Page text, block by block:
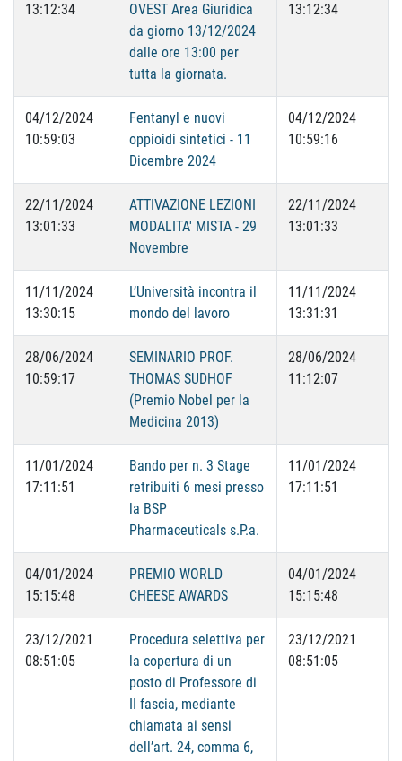
13:12:34
OVEST Area Giuridica
da giorno 13/12/2024
dalle ore 13:00 per
tutta la giornata.
13:12:34
04/12/2024
10:59:03
Fentanyl e nuovi
oppioidi sintetici - 11
Dicembre 2024
04/12/2024
10:59:16
22/11/2024
13:01:33
ATTIVAZIONE LEZIONI
MODALITA' MISTA - 29
Novembre
22/11/2024
13:01:33
11/11/2024
13:30:15
L’Università incontra il
mondo del lavoro
11/11/2024
13:31:31
28/06/2024
10:59:17
SEMINARIO PROF.
THOMAS SUDHOF
(Premio Nobel per la
Medicina 2013)
28/06/2024
11:12:07
11/01/2024
17:11:51
Bando per n. 3 Stage
retribuiti 6 mesi presso
la BSP
Pharmaceuticals s.P.a.
11/01/2024
17:11:51
04/01/2024
15:15:48
PREMIO WORLD
CHEESE AWARDS
04/01/2024
15:15:48
23/12/2021
08:51:05
Procedura selettiva per
la copertura di un
posto di Professore di
II fascia, mediante
chiamata ai sensi
dell’art. 24, comma 6,
23/12/2021
08:51:05